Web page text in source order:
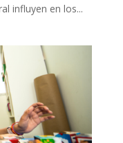
influyen en los...